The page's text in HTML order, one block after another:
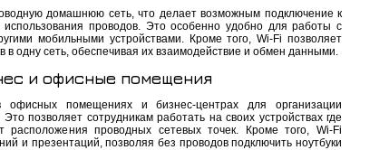
домашнюю сеть, что делает возможным подключение к
использования проводов. Это особенно удобно для работы с
мобильными устройствами. Кроме того, Wi-Fi позволяет
в одну сеть, обеспечивая их взаимодействие и обмен данными.
и офисные помещения
офисных помещениях и бизнес-центрах для организации
позволяет сотрудникам работать на своих устройствах где
проводных сетевых точек. Кроме того, Wi-Fi
и презентаций, позволяя без проводов подключить ноутбуки